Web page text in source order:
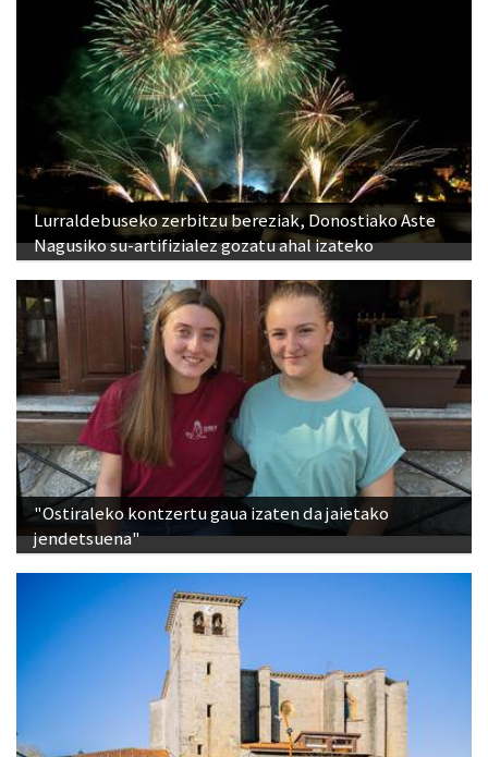
Lurraldebuseko zerbitzu bereziak, Donostiako Aste
Nagusiko su-artifizialez gozatu ahal izateko
"Ostiraleko kontzertu gaua izaten da jaietako
jendetsuena"